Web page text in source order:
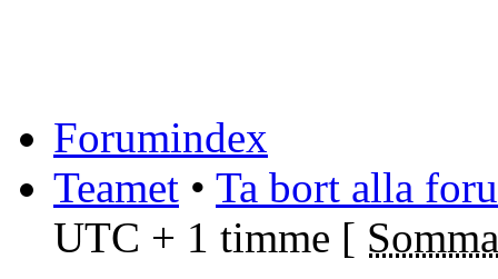
Forumindex
Teamet • Ta bort alla
UTC + 1 timme [